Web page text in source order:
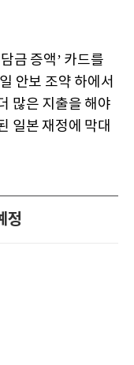
금 증액’ 카드를
안보 조약 하에서
많은 지출을 해야
일본 재정에 막대
정